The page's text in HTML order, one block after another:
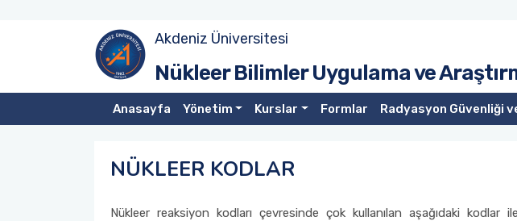
Akdeniz Üniversitesi
Nükleer Bilimler Uygulama ve
Anasayfa Yönetim Kurslar Formlar Radyasyon Güvenliği
NÜKLEER KODLAR
Nükleer reaksiyon kodları çevresinde çok kullanılan aşağıdaki